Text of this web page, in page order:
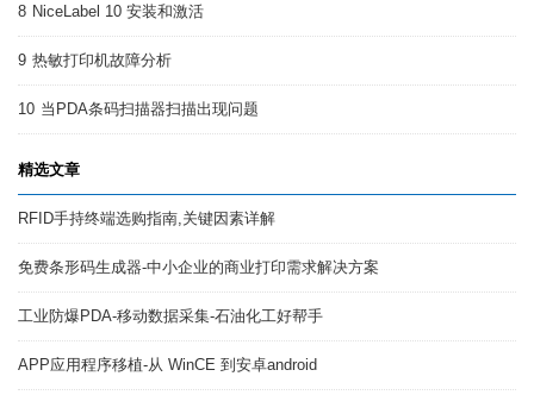
8 NiceLabel 10 安装和激活
9 热敏打印机故障分析
10 当PDA条码扫描器扫描出现问题
精选文章
RFID手持终端选购指南,关键因素详解
免费条形码生成器-中小企业的商业打印需求解决方案
工业防爆PDA-移动数据采集-石油化工好帮手
APP应用程序移植-从 WinCE 到安卓android